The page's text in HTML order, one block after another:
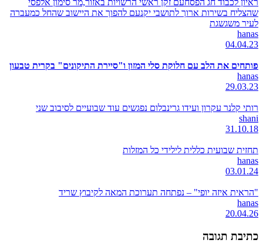
ראיון לכבוד חג הפסחעם זקן ראשי הרשויות באזור,מר סימון אלפסי
שהצליח בשירות ארוך לתושבי יקנעם להפוך את היישוב שהחל כמעברה
לעיר משגשגת
hanas
04.04.23
פותחים את הלב עם חלוקת סלי המזון ו"סיירת התיקונים" בקרית טבעון
hanas
29.03.23
רותי קלנר עקרון ועידו גרינבלום נפגשים עוד שבועיים לסיבוב שני
shani
31.10.18
תחזית שבועית כללית לילידי כל המזלות
hanas
03.01.24
"הראית איזה יופי" – נפתחה תערוכת המאה לקיבוץ שריד
hanas
20.04.26
כתיבת תגובה